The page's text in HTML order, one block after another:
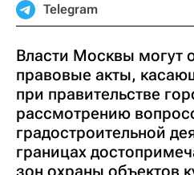
Telegram
Власти Москвы могут
правовые акты,
при правительстве
рассмотрению
градостроительной
границах
зон охраны объектов